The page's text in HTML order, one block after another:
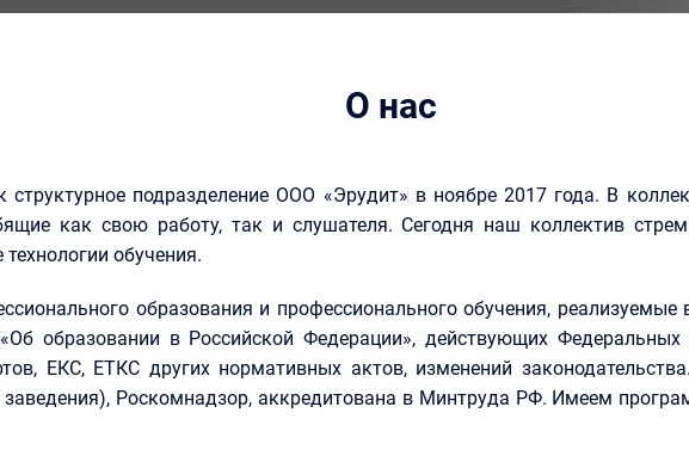
О нас
подразделение ООО «Эрудит» в ноябре 2017 года. В
как свою работу, так и слушателя. Сегодня наш коллектив
обучения.
образования и профессионального обучения,
образовании в Российской Федерации», действующих Федеральных
ЕКС, ЕТКС других нормативных актов, изменений
Роскомнадзор, аккредитована в Минтруда РФ. Имеем